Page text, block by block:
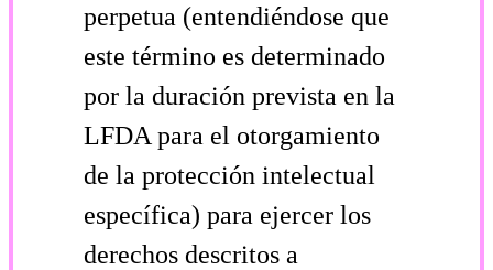
perpetua (entendiéndose que
este término es determinado
por la duración prevista en la
LFDA para el otorgamiento
de la protección intelectual
específica) para ejercer los
derechos descritos a